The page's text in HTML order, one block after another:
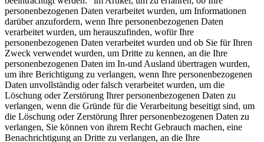
personenbezogenen Daten verarbeitet wurden, um Informationen
darüber anzufordern, wenn Ihre personenbezogenen Daten
verarbeitet wurden, um herauszufinden, wofür Ihre
personenbezogenen Daten verarbeitet wurden und ob Sie für Ihren
Zweck verwendet wurden, um Dritte zu kennen, an die Ihre
personenbezogenen Daten im In-und Ausland übertragen wurden,
um ihre Berichtigung zu verlangen, wenn Ihre personenbezogenen
Daten unvollständig oder falsch verarbeitet wurden, um die
Löschung oder Zerstörung Ihrer personenbezogenen Daten zu
verlangen, wenn die Gründe für die Verarbeitung beseitigt sind, um
die Löschung oder Zerstörung Ihrer personenbezogenen Daten zu
verlangen, Sie können von ihrem Recht Gebrauch machen, eine
Benachrichtigung an Dritte zu verlangen, an die Ihre